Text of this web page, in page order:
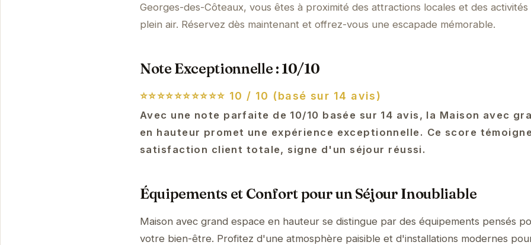
Georges-des-Côteaux, vous êtes à proximité des attractions locales et des activités
plein air. Réservez dès maintenant et offrez-vous une escapade mémorable.
Note Exceptionnelle : 10/10
⭐⭐⭐⭐⭐⭐⭐⭐⭐⭐ 10 / 10 (basé sur 14 avis)
Avec une note parfaite de 10/10 basée sur 14 avis, la Maison avec
en hauteur promet une expérience exceptionnelle. Ce score
satisfaction client totale, signe d'un séjour réussi.
Équipements et Confort pour un Séjour Inoubliable
Maison avec grand espace en hauteur se distingue par des équipements pensés
votre bien-être. Profitez d'une atmosphère paisible et d'installations modernes